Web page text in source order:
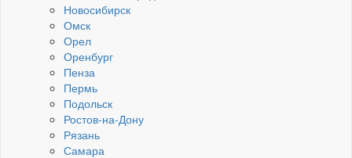
Новосибирск
Омск
Орел
Оренбург
Пенза
Пермь
Подольск
Ростов-на-Дону
Рязань
Самара